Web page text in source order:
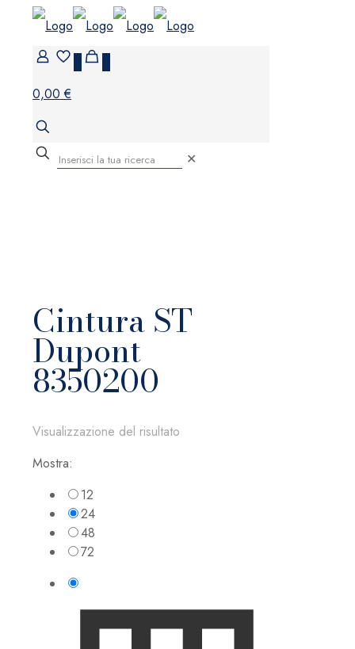
0,00 €
✕
Cintura ST
Dupont
8350200
Visualizzazione del risultato
Mostra:
12
24
48
72